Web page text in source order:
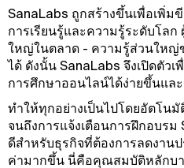
SanaLabs ถูกสร้างขึ้นเพื่อเพิ่
การเรียนรู้และความรู้ระดับโล
ใหญ่ในตลาด - ความรู้ส่วนใหญ่
ได้ ดังนั้น SanaLabs จึงเปิดตัว
การศึกษาออนไลน์ได้ง่ายขึ้นแล
ทําให้ทุกอย่างเป็นไปโดยอัตโนมั
จนถึงการแจ้งเตือนการฝึกอบรม
ดีสําหรับธุรกิจที่ต้องการลดงาน
ค่ามากขึ้น นี่คือคุณสมบัติหลักบ